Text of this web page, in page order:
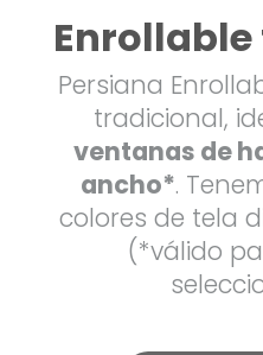
Persiana
tradicional,
ventanas de
ancho*.
colores de tela
(*válido